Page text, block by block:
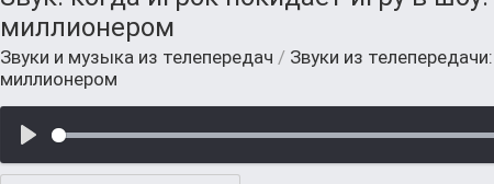
миллионером
Звуки и музыка из телепередач / Звуки из
миллионером